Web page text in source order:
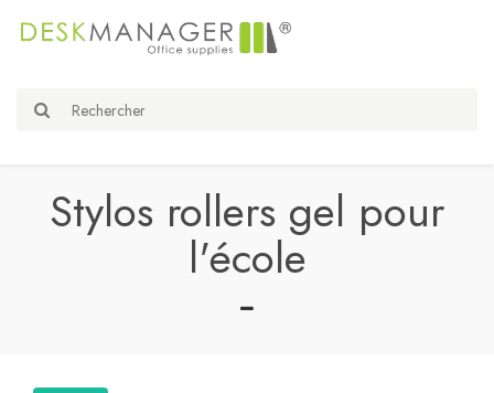
Stylos rollers gel pour
l'école